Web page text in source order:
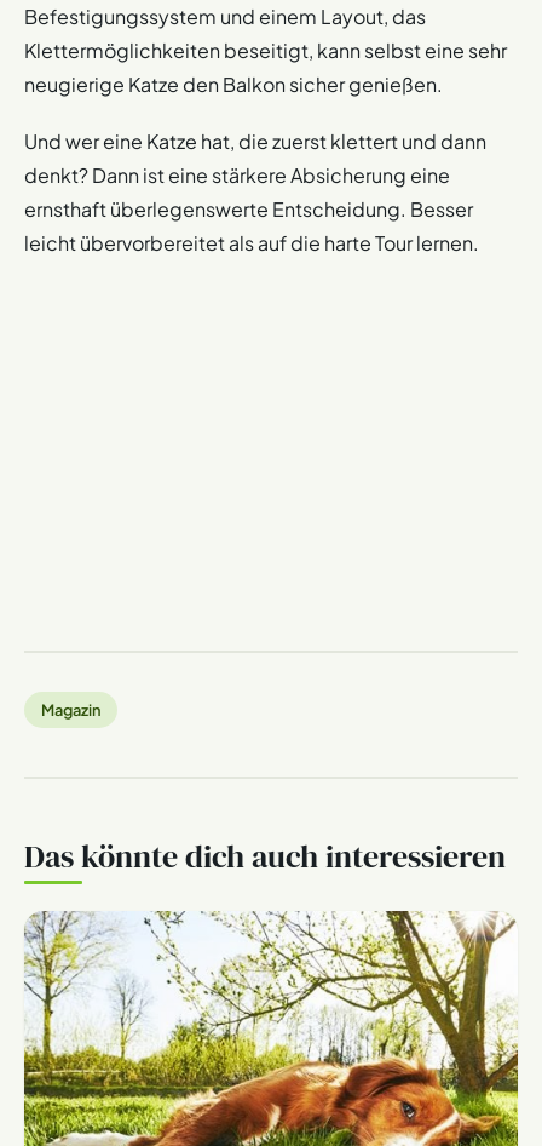
Befestigungssystem und einem Layout, das
Klettermöglichkeiten beseitigt, kann selbst eine sehr
neugierige Katze den Balkon sicher genießen.
Und wer eine Katze hat, die zuerst klettert und dann
denkt? Dann ist eine stärkere Absicherung eine
ernsthaft überlegenswerte Entscheidung. Besser
leicht übervorbereitet als auf die harte Tour lernen.
Magazin
Das könnte dich auch interessieren